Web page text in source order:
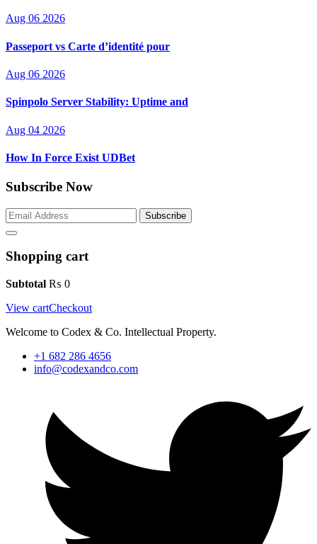
Aug 06 2026
Passeport vs Carte d’identité pour
Aug 06 2026
Spinpolo Server Stability: Uptime and
Aug 04 2026
How In Force Exist UDBet
Subscribe Now
Subscribe
Shopping cart
Subtotal ₨ 0
View cartCheckout
Welcome to Codex & Co. Intellectual Property.
+1 682 286 4656
info@codexandco.com